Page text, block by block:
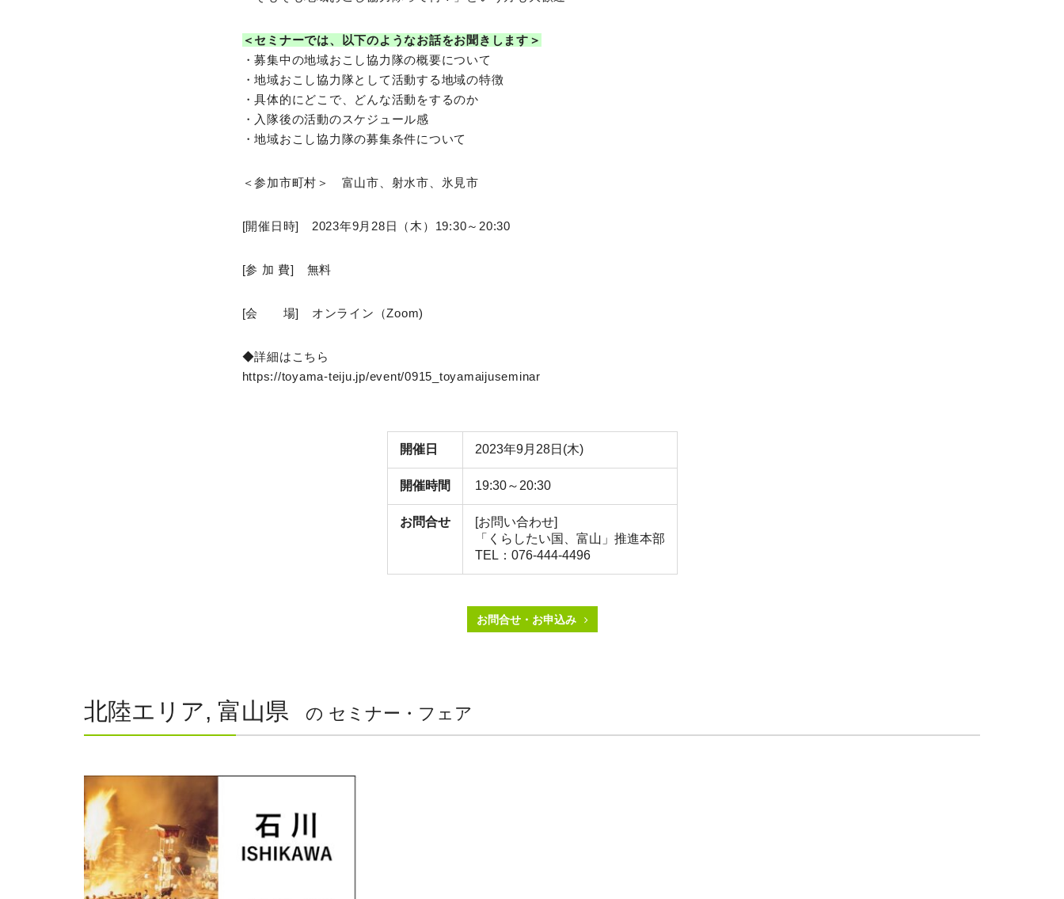
＜セミナーでは、以下のようなお話をお聞きします＞
・募集中の地域おこし協力隊の概要について
・地域おこし協力隊として活動する地域の特徴
・具体的にどこで、どんな活動をするのか
・入隊後の活動のスケジュール感
・地域おこし協力隊の募集条件について
＜参加市町村＞ 富山市、射水市、氷見市
[開催日時] 2023年9月28日（木）19:30～20:30
[参 加 費] 無料
[会 場] オンライン（Zoom)
◆詳細はこちら
https://toyama-teiju.jp/event/0915_toyamaijuseminar
開催日 2023年9月28日(木)
開催時間 19:30～20:30
お問合せ
[お問い合わせ]
「くらしたい国、富山」推進本部
TEL：076-444-4496
お問合せ・お申込み
北陸エリア, 富山県 の セミナー・フェア